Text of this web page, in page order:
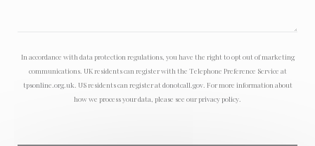
In accordance with data protection regulations, you have the right to opt out of marketing
communications. UK residents can register with the Telephone Preference Service at
tpsonline.org.uk . US residents can register at donotcall.gov. For more information about
how we process your data, please see ourprivacy policy